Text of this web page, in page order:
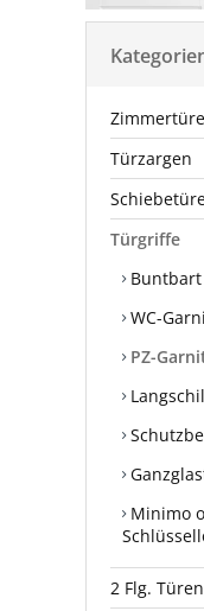
Türzargen
Türgriffe
Buntbart
WC-
PZ-
Minimo
2 Flg. Türen